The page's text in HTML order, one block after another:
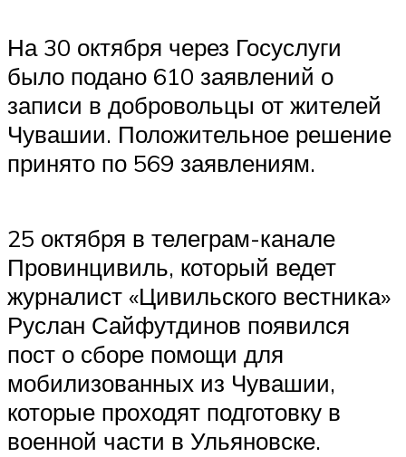
На 30 октября через Госуслуги
было подано 610 заявлений о
записи в добровольцы от жителей
Чувашии. Положительное решение
принято по 569 заявлениям.
25 октября в телеграм-канале
Провинцивиль, который ведет
журналист «Цивильского вестника»
Руслан Сайфутдинов появился
пост о сборе помощи для
мобилизованных из Чувашии,
которые проходят подготовку в
военной части в Ульяновске.